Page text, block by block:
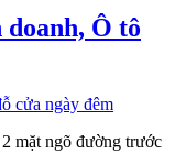
Ô tô
mặt ngõ đường trước